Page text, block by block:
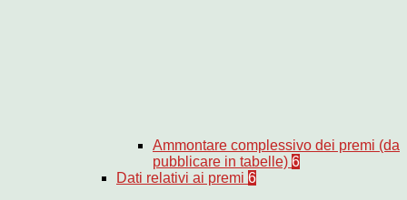
Ammontare complessivo dei premi (da
pubblicare in tabelle) 6
Dati relativi ai premi 6